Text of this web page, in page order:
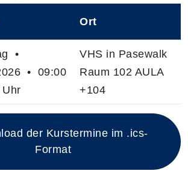
es 1 Termine zum diesen Kurs
Ort
•
• 09:00
VHS in Pasewalk
Raum 102 AULA
+104
der Kurstermine im .ics-
Format